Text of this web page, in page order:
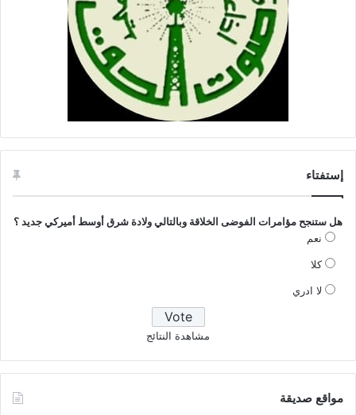
إستفتاء
هل ستنجح مؤامرات الفوضى الخلاقة وبالتالي ولادة شرق أوسط أميركي جديد ؟
نعم
كلا
لا ادري
مشاهدة النتائج
مواقع صديقة